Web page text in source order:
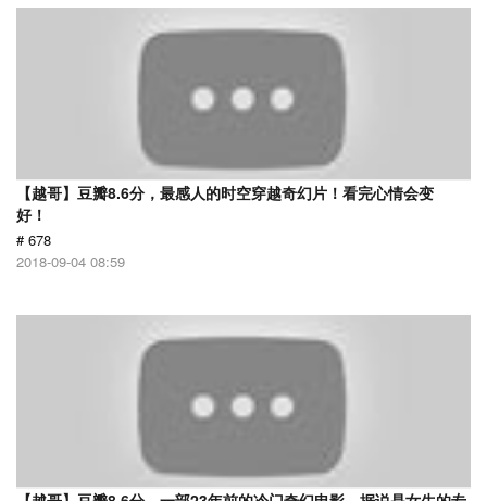
【越哥】豆瓣8.6分，最感人的时空穿越奇幻片！看完心情会变
好！
# 678
2018-09-04 08:59